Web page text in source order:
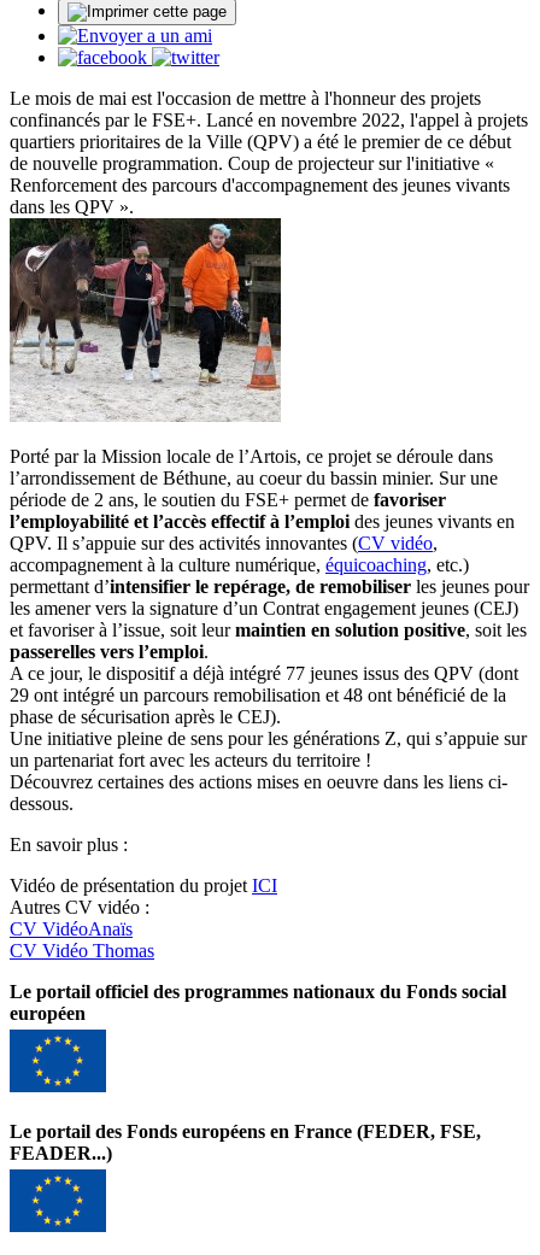
Le mois de mai est l'occasion de mettre à l'honneur des projets
confinancés par le FSE+. Lancé en novembre 2022, l'appel à projets
quartiers prioritaires de la Ville (QPV) a été le premier de ce début
de nouvelle programmation. Coup de projecteur sur l'initiative «
Renforcement des parcours d'accompagnement des jeunes vivants
dans les QPV ».
Porté par la Mission locale de l’Artois, ce projet se déroule dans
l’arrondissement de Béthune, au coeur du bassin minier. Sur une
période de 2 ans, le soutien du FSE+ permet de favoriser
l’employabilité et l’accès effectif à l’emploi des jeunes vivants en
QPV. Il s’appuie sur des activités innovantes (CV vidéo,
accompagnement à la culture numérique, équicoaching, etc.)
permettant d’intensifier le repérage, de remobiliser les jeunes pour
les amener vers la signature d’un Contrat engagement jeunes (CEJ)
et favoriser à l’issue, soit leurmaintien en solution positive, soit les
passerelles vers l’emploi.
A ce jour, le dispositif a déjà intégré 77 jeunes issus des QPV (dont
29 ont intégré un parcours remobilisation et 48 ont bénéficié de la
phase de sécurisation après le CEJ).
Une initiative pleine de sens pour les générations Z, qui s’appuie sur
un partenariat fort avec les acteurs du territoire !
Découvrez certaines des actions mises en oeuvre dans les liens ci-
dessous.
En savoir plus :
Vidéo de présentation du projet ICI
Autres CV vidéo :
CV VidéoAnaïs
CV Vidéo Thomas
Le portail officiel des programmes nationaux du Fonds social
européen
Le portail des Fonds européens en France (FEDER, FSE,
FEADER...)